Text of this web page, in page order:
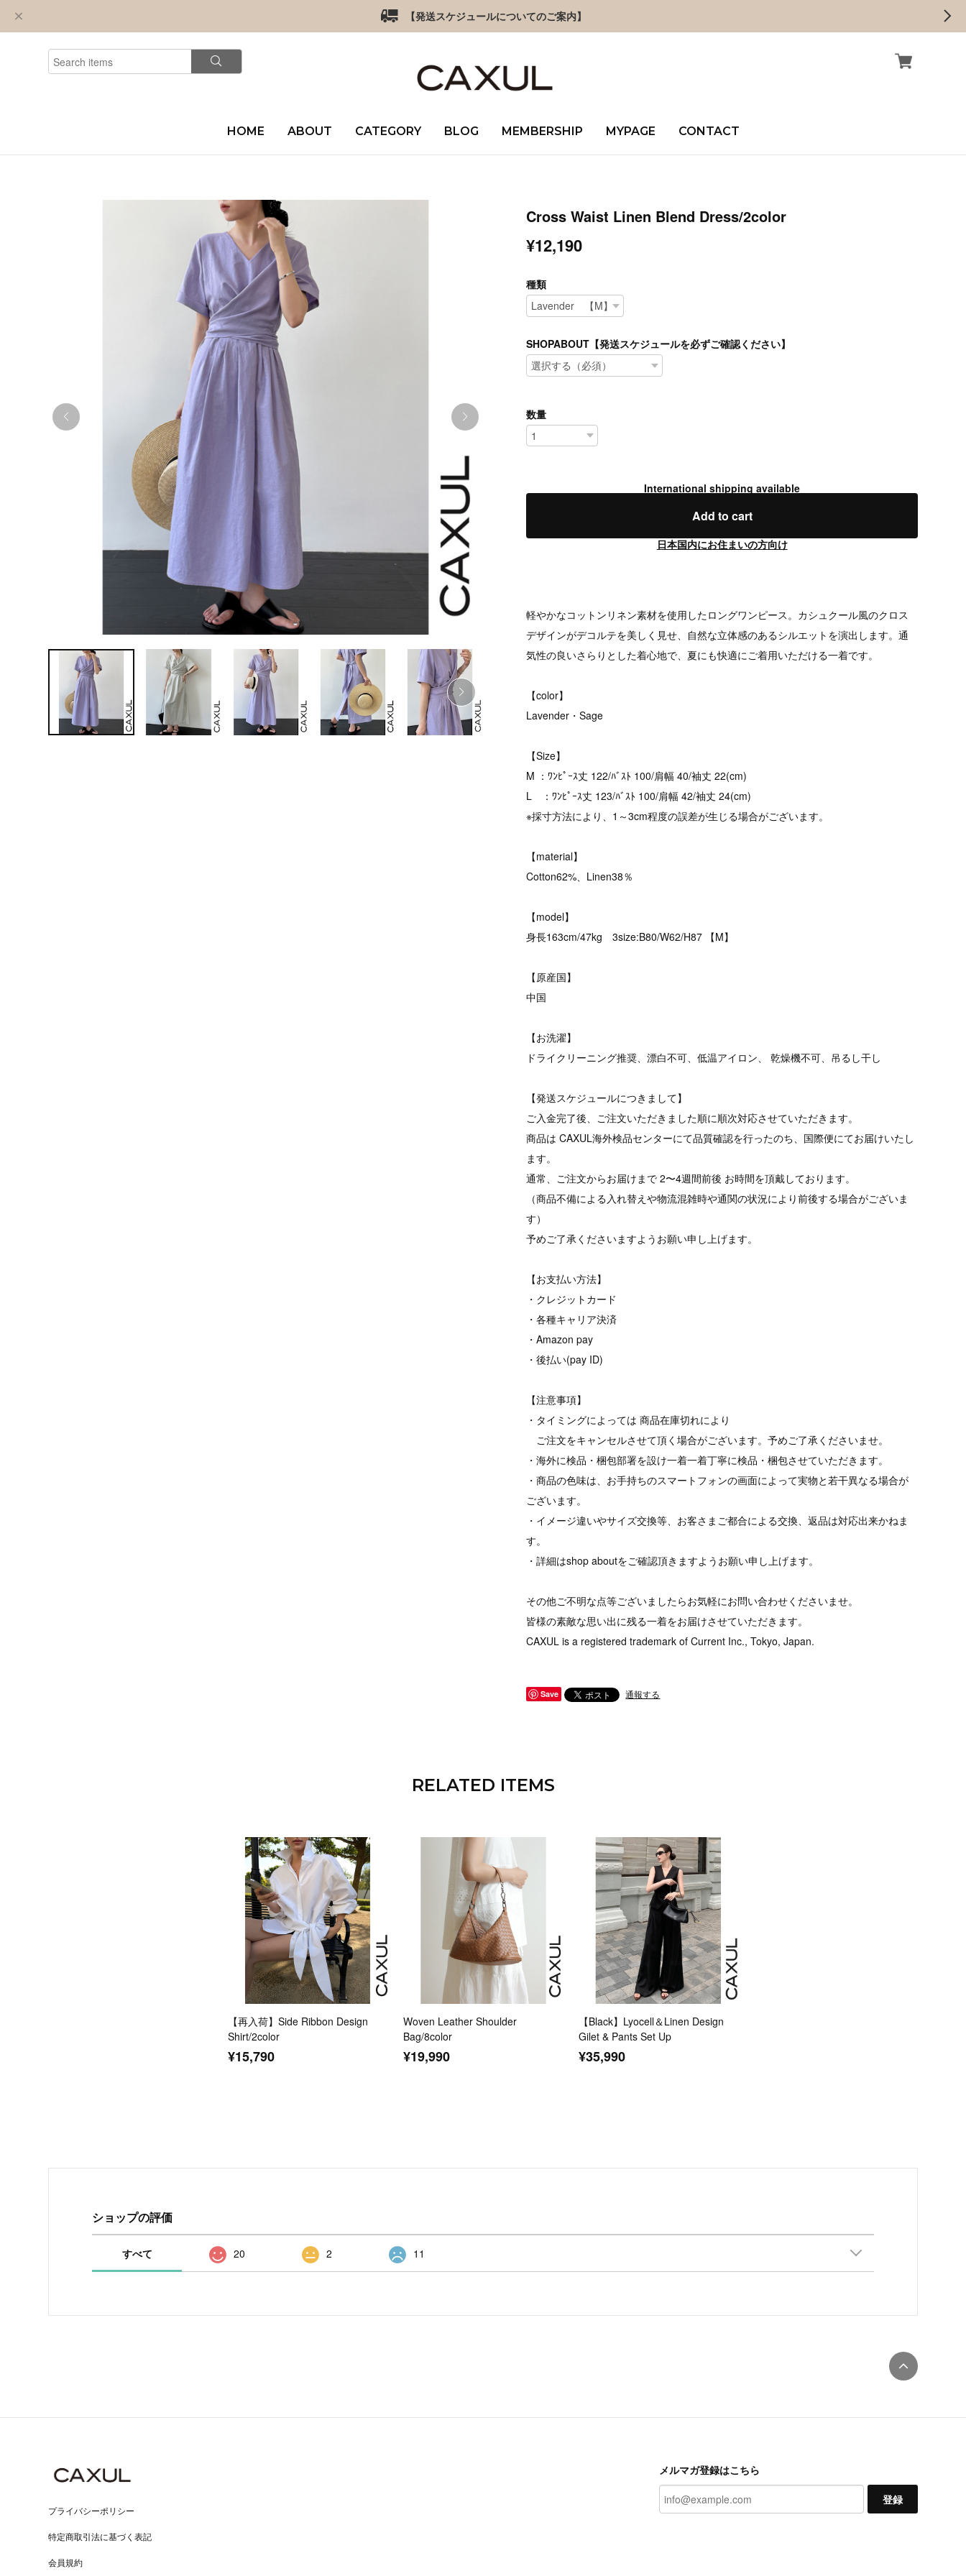
【発送スケジュールについてのご案内】
HOME ABOUT CATEGORY BLOG MEMBERSHIP MYPAGE CONTACT
Cross Waist Linen Blend Dress/2color
¥12,190
種類
SHOPABOUT【発送スケジュールを必ずご確認ください】
数量
International shipping available
Add to cart
日本国内にお住まいの方向け
軽やかなコットンリネン素材を使用したロングワンピース。カシュクール風のクロス
デザインがデコルテを美しく見せ、自然な立体感のあるシルエットを演出します。通
気性の良いさらりとした着心地で、夏にも快適にご着用いただける一着です。
【color】
Lavender・Sage
【Size】
M ：ﾜﾝﾋﾟｰｽ丈 122/ﾊﾞｽﾄ 100/肩幅 40/袖丈 22(cm)
L ：ﾜﾝﾋﾟｰｽ丈 123/ﾊﾞｽﾄ 100/肩幅 42/袖丈 24(cm)
※採寸方法により、1～3cm程度の誤差が生じる場合がございます。
【material】
Cotton62%、Linen38％
【model】
身長163cm/47kg 3size:B80/W62/H87 【M】
【原産国】
中国
【お洗濯】
ドライクリーニング推奨、漂白不可、低温アイロン、 乾燥機不可、吊るし干し
【発送スケジュールにつきまして】
ご入金完了後、ご注文いただきました順に順次対応させていただきます。
商品は CAXUL海外検品センターにて品質確認を行ったのち、国際便にてお届けいたし
ます。
通常、ご注文からお届けまで 2〜4週間前後 お時間を頂戴しております。
（商品不備による入れ替えや物流混雑時や通関の状況により前後する場合がございま
す）
予めご了承くださいますようお願い申し上げます。
【お支払い方法】
・クレジットカード
・各種キャリア決済
・Amazon pay
・後払い(pay ID)
【注意事項】
・タイミングによっては 商品在庫切れにより
ご注文をキャンセルさせて頂く場合がございます。予めご了承くださいませ。
・海外に検品・梱包部署を設け一着一着丁寧に検品・梱包させていただきます。
・商品の色味は、お手持ちのスマートフォンの画面によって実物と若干異なる場合が
ございます。
・イメージ違いやサイズ交換等、お客さまご都合による交換、返品は対応出来かねま
す。
・詳細はshop aboutをご確認頂きますようお願い申し上げます。
その他ご不明な点等ございましたらお気軽にお問い合わせくださいませ。
皆様の素敵な思い出に残る一着をお届けさせていただきます。
CAXUL is a registered trademark of Current Inc., Tokyo, Japan.
Save 通報する
RELATED ITEMS
【再入荷】Side Ribbon Design
Shirt/2color
¥15,790
Woven Leather Shoulder
Bag/8color
¥19,990
【Black】Lyocell＆Linen Design
Gilet & Pants Set Up
¥35,990
ショップの評価
すべて 20 2 11
プライバシーポリシー
特定商取引法に基づく表記
会員規約
メルマガ登録はこちら
登録